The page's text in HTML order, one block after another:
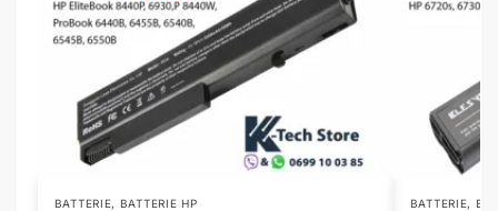
BATTERIE, BATTERIE HP BATTERIE,